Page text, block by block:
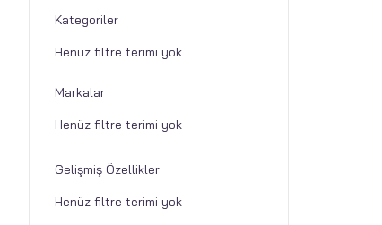
Kategoriler
Markalar
Gelişmiş Özellikler